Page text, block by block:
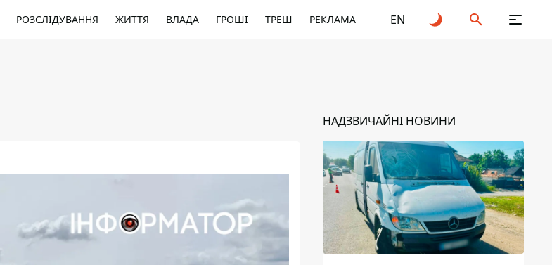
РОЗСЛІДУВАННЯ ЖИТТЯ ВЛАДА ГРОШІ ТРЕШ РЕКЛАМА EN
НАДЗВИЧАЙНІ НОВИНИ